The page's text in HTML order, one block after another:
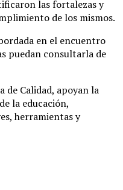
las fortalezas y
de los mismos.
en el encuentro
puedan consultarla de
de Calidad, apoyan la
la educación,
herramientas y